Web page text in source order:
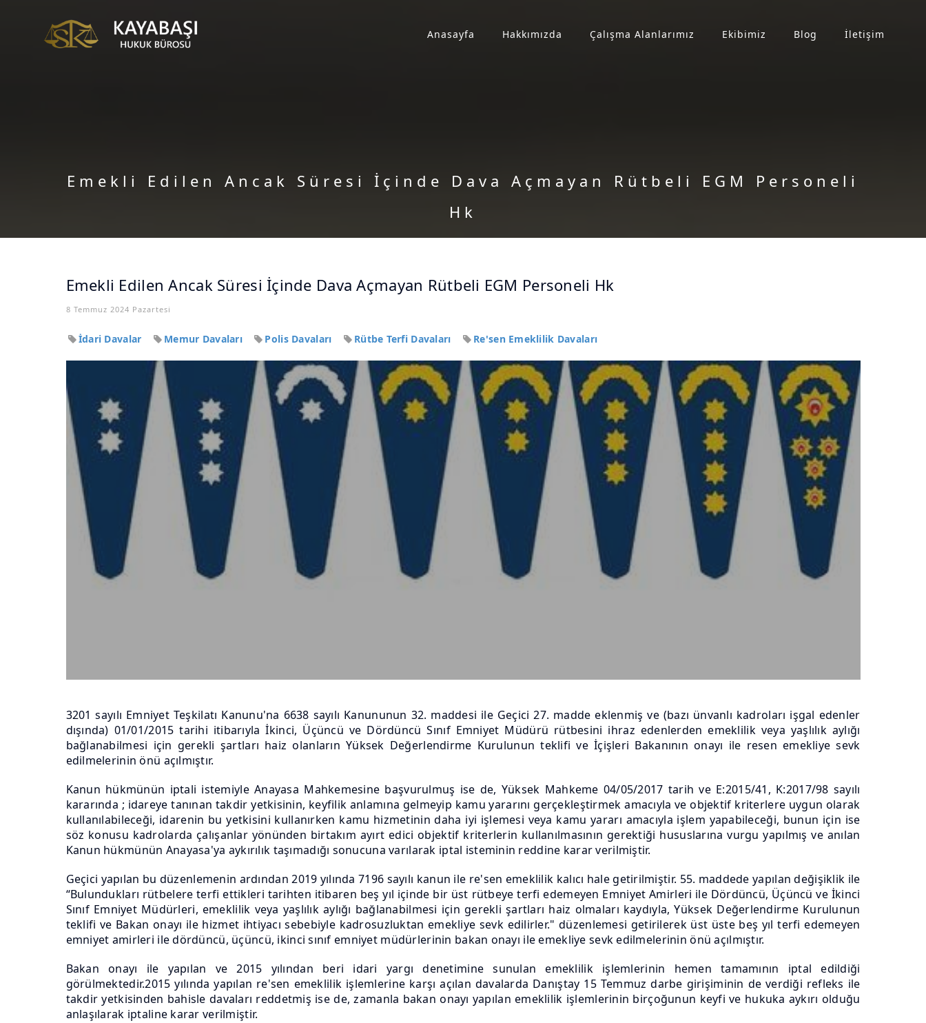
Anasayfa Hakkımızda Çalışma Alanlarımız Ekibimiz Blog İletişim
Emekli Edilen Ancak Süresi İçinde Dava Açmayan Rütbeli EGM Personeli
Hk
Emekli Edilen Ancak Süresi İçinde Dava Açmayan Rütbeli EGM Personeli Hk
8 Temmuz 2024 Pazartesi
İdari Davalar Memur Davaları Polis Davaları Rütbe Terfi Davaları Re'sen Emeklilik Davaları
3201 sayılı Emniyet Teşkilatı Kanunu'na 6638 sayılı Kanununun 32. maddesi ile Geçici 27. madde eklenmiş ve (bazı ünvanlı kadroları işgal edenler
dışında) 01/01/2015 tarihi itibarıyla İkinci, Üçüncü ve Dördüncü Sınıf Emniyet Müdürü rütbesini ihraz edenlerden emeklilik veya yaşlılık aylığı
bağlanabilmesi için gerekli şartları haiz olanların Yüksek Değerlendirme Kurulunun teklifi ve İçişleri Bakanının onayı ile resen emekliye sevk
edilmelerinin önü açılmıştır.
Kanun hükmünün iptali istemiyle Anayasa Mahkemesine başvurulmuş ise de, Yüksek Mahkeme 04/05/2017 tarih ve E:2015/41, K:2017/98 sayılı
kararında ; idareye tanınan takdir yetkisinin, keyfilik anlamına gelmeyip kamu yararını gerçekleştirmek amacıyla ve objektif kriterlere uygun olarak
kullanılabileceği, idarenin bu yetkisini kullanırken kamu hizmetinin daha iyi işlemesi veya kamu yararı amacıyla işlem yapabileceği, bunun için ise
söz konusu kadrolarda çalışanlar yönünden birtakım ayırt edici objektif kriterlerin kullanılmasının gerektiği hususlarına vurgu yapılmış ve anılan
Kanun hükmünün Anayasa'ya aykırılık taşımadığı sonucuna varılarak iptal isteminin reddine karar verilmiştir.
Geçici yapılan bu düzenlemenin ardından 2019 yılında 7196 sayılı kanun ile re'sen emeklilik kalıcı hale getirilmiştir. 55. maddede yapılan değişiklik ile
“Bulundukları rütbelere terfi ettikleri tarihten itibaren beş yıl içinde bir üst rütbeye terfi edemeyen Emniyet Amirleri ile Dördüncü, Üçüncü ve İkinci
Sınıf Emniyet Müdürleri, emeklilik veya yaşlılık aylığı bağlanabilmesi için gerekli şartları haiz olmaları kaydıyla, Yüksek Değerlendirme Kurulunun
teklifi ve Bakan onayı ile hizmet ihtiyacı sebebiyle kadrosuzluktan emekliye sevk edilirler." düzenlemesi getirilerek üst üste beş yıl terfi edemeyen
emniyet amirleri ile dördüncü, üçüncü, ikinci sınıf emniyet müdürlerinin bakan onayı ile emekliye sevk edilmelerinin önü açılmıştır.
Bakan onayı ile yapılan ve 2015 yılından beri idari yargı denetimine sunulan emeklilik işlemlerinin hemen tamamının iptal edildiği
görülmektedir.2015 yılında yapılan re'sen emeklilik işlemlerine karşı açılan davalarda Danıştay 15 Temmuz darbe girişiminin de verdiği refleks ile
takdir yetkisinden bahisle davaları reddetmiş ise de, zamanla bakan onayı yapılan emeklilik işlemlerinin birçoğunun keyfi ve hukuka aykırı olduğu
anlaşılarak iptaline karar verilmiştir.